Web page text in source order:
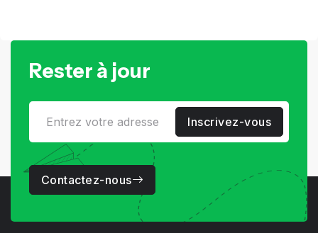
Rester à jour
Inscrivez-vous
Contactez-nous